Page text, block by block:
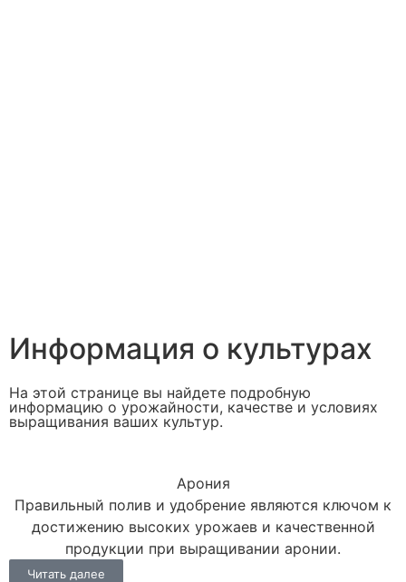
Информация о культурах
На этой странице вы найдете подробную
информацию о урожайности, качестве и условиях
выращивания ваших культур.
Арония
Правильный полив и удобрение являются ключом к
достижению высоких урожаев и качественной
продукции при выращивании аронии.
Читать далее